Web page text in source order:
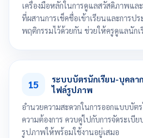
เครื่องมือหลักในการดูแลสวัสดิภาพแล
ที่ผสานการเช็คชื่อเข้าเรียนและการปร
พฤติกรรมไว้ด้วยกัน ช่วยให้ครูดูแลนักเ
กำหนดประเภทพฤติกรรม
กำหนดเวลาแต่ละหลักสูตร
จัดการการลา
ออกใบรับรองความประพฤติ
ออกรายงานสรุปการเข้าเรียน-ขาดเรียน
ออกรายงานสรุปคะแนนพฤติกรรม
15
ระบบบัตรนักเรียน-บุคลา
ไฟล์รูปภาพ
อำนวยความสะดวกในการออกแบบบัตร
ความต้องการ ควบคู่ไปกับการจัดระเบี
รูปภาพให้พร้อมใช้งานอยู่เสมอ